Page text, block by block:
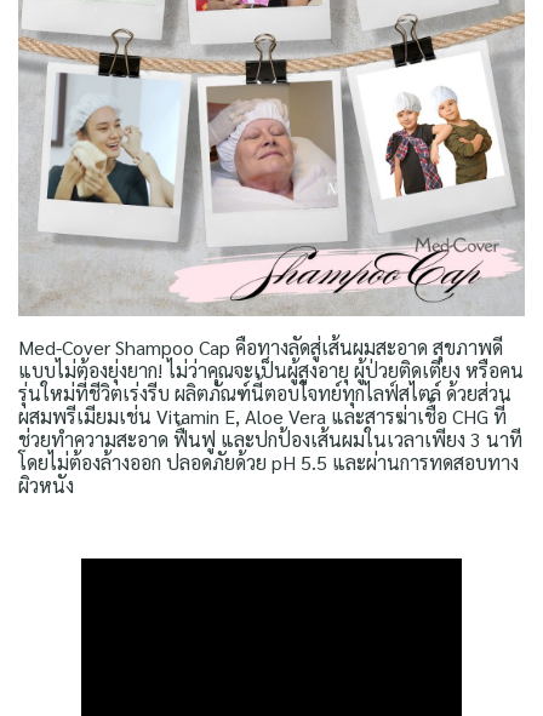
Med-Cover Shampoo Cap คือทางลัดสู่เส้นผมสะอาด สุขภาพดี
แบบไม่ต้องยุ่งยาก! ไม่ว่าคุณจะเป็นผู้สูงอายุ ผู้ป่วยติดเตียง หรือคน
รุ่นใหม่ที่ชีวิตเร่งรีบ ผลิตภัณฑ์นี้ตอบโจทย์ทุกไลฟ์สไตล์ ด้วยส่วน
ผสมพรีเมียมเช่น Vitamin E, Aloe Vera และสารฆ่าเชื้อ CHG ที่
ช่วยทำความสะอาด ฟื้นฟู และปกป้องเส้นผมในเวลาเพียง 3 นาที
โดยไม่ต้องล้างออก ปลอดภัยด้วย pH 5.5 และผ่านการทดสอบทาง
ผิวหนัง